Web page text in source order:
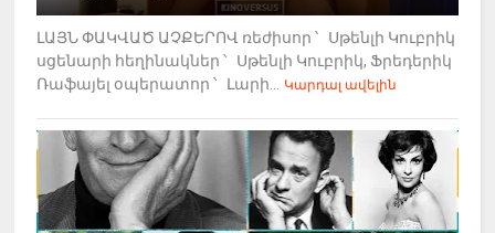
ԼԱՅՆ ՓԱԿՎԱԾ ԱՉՔԵՐՈՎ ռեժիսոր ՝ Սթենլի Կուբրիկ
սցենարի հեղինակներ ՝ Սթենլի Կուբրիկ, Ֆրեդերիկ
Ռաֆայել օպերատոր ՝ Լարի...
Կարդալ ավելին